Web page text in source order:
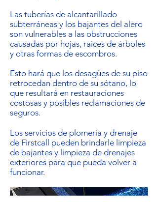
Las tuberías de alcantarillado
subterráneas y los bajantes del alero
son vulnerables a las obstrucciones
causadas por hojas, raíces de árboles
y otras formas de escombros.
Esto hará que los desagües de su piso
retrocedan dentro de su sótano, lo
que resultará en restauraciones
costosas y posibles reclamaciones de
seguros.
Los servicios de plomería y drenaje
de Firstcall pueden brindarle limpieza
de bajantes y limpieza de drenajes
exteriores para que pueda volver a
funcionar.